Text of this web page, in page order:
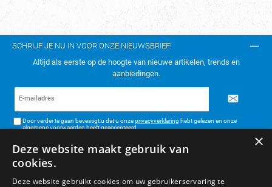
SCHRIJF JE NU IN VOOR ONZE NIEUWSBRIEF!
Altijd als eerste op de hoogte van nieuwe artikelen, trends en
aanbiedingen.
Door verder te gaan bevestigt u dat u onzeprivacyverklaring hebt gelezen en onze
algemene voorwaarden heeft geaccepteerd.
TELEFONISCH CONTACT:
×
Deze website maakt gebruik van
cookies.
Deze website gebruikt cookies om uw gebruikerservaring te